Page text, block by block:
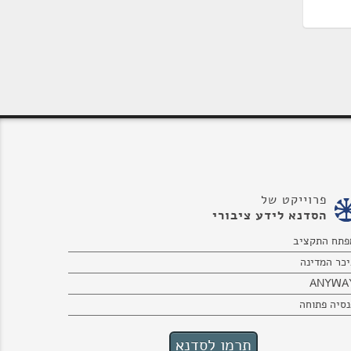
פרוייקט של
הסדנא לידע ציבורי
התקציב
המדינה
פתוחה